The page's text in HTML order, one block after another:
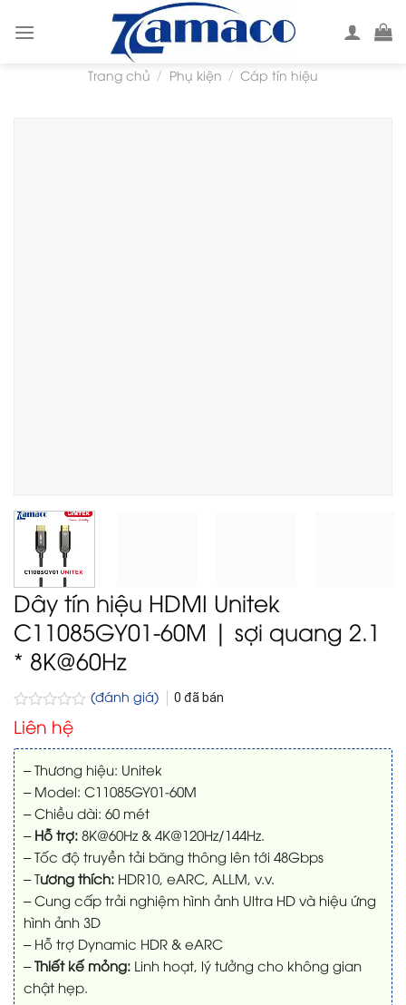
Trang chủ / Phụ kiện / Cáp tín hiệu
Dây tín hiệu HDMI Unitek
C11085GY01-60M | sợi quang 2.1
* 8K@60Hz
Được
xếp
hạng
0
5
sao
(đánh giá) 0 đã bán
Liên hệ
– Thương hiệu: Unitek
– Model: C11085GY01-60M
– Chiều dài: 60 mét
– Hỗ trợ: 8K@60Hz & 4K@120Hz/144Hz.
– Tốc độ truyền tải băng thông lên tới 48Gbps
– Tương thích: HDR10, eARC, ALLM, v.v.
– Cung cấp trải nghiệm hình ảnh Ultra HD và hiệu ứng
hình ảnh 3D
– Hỗ trợ Dynamic HDR & eARC
–Thiết kế mỏng: Linh hoạt, lý tưởng cho không gian
chật hẹp.